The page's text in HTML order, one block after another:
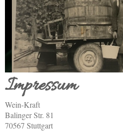
Impressum
Wein-Kraft
Balinger Str. 81
70567 Stuttgart